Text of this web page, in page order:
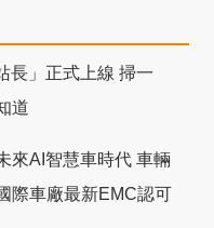
長」正式上線 掃一
道
來AI智慧車時代 車輛
際車廠最新EMC認可